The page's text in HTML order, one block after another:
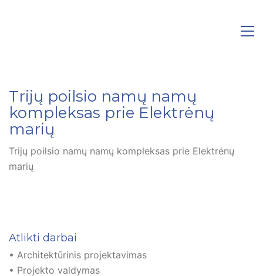
Trijų poilsio namų namų
kompleksas prie Elektrėnų
marių
Trijų poilsio namų namų kompleksas prie Elektrėnų
marių
Atlikti darbai
• Architektūrinis projektavimas
• Projekto valdymas